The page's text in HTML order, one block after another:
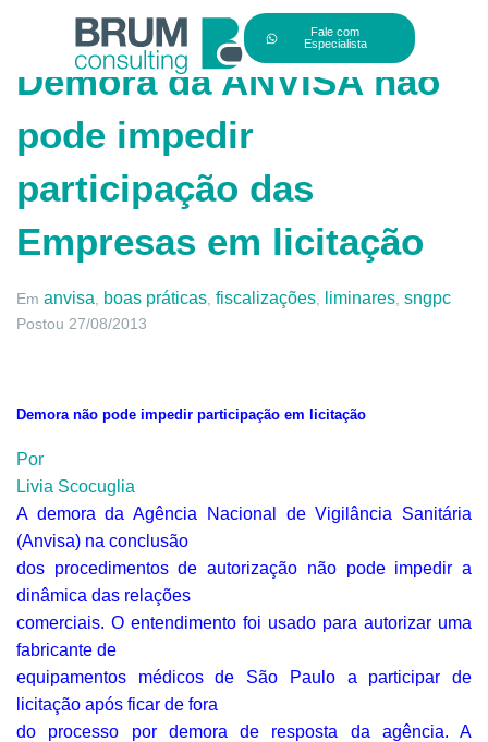
Fale com
Especialista
Demora da ANVISA não
pode impedir
participação das
Empresas em licitação
Em anvisa boas práticas fiscalizações liminares sngpc
Postou 27/08/2013
Demora não pode impedir participação em licitação
Por
Livia Scocuglia
A demora da Agência Nacional de Vigilância Sanitária
(Anvisa) na conclusão
dos procedimentos de autorização não pode impedir a
dinâmica das relações
comerciais. O entendimento foi usado para autorizar uma
fabricante de
equipamentos médicos de São Paulo a participar de
licitação após ficar de fora
do processo por demora de resposta da agência. A